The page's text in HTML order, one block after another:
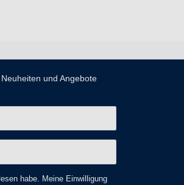
und Angebote
habe. Meine Einwilligung